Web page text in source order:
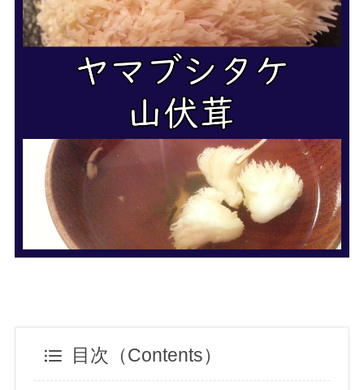
目次（Contents）